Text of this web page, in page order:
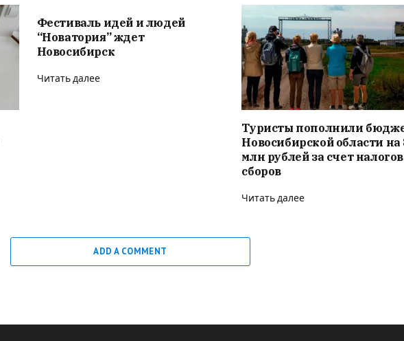
Фестиваль идей и людей
“Новатория” ждет
Новосибирск
Читать далее
Туристы пополнили
Новосибирской области на
млн рублей за счет
сборов
Читать далее
ADD A COMMENT